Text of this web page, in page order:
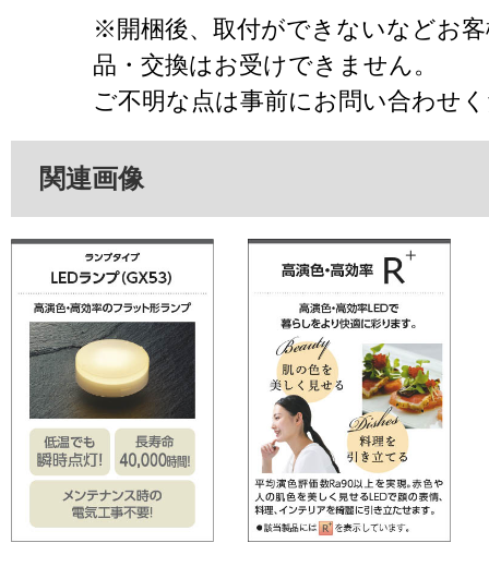
※開梱後、取付ができないなどお
品・交換はお受けできません。
ご不明な点は事前にお問い合わせ
関連画像